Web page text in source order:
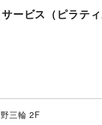
ービス（ピラテ
三輪 2F